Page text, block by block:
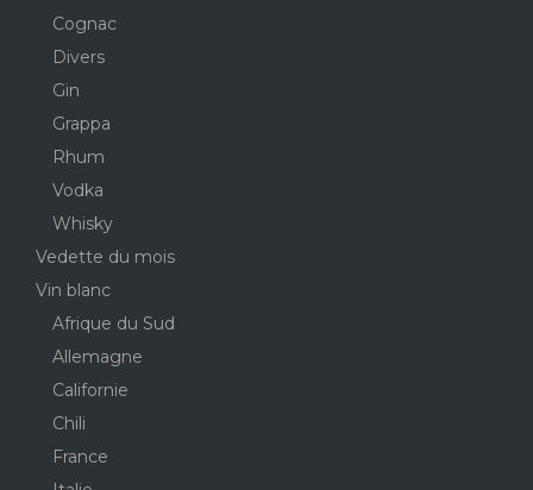
Cognac
Divers
Gin
Grappa
Rhum
Vodka
Whisky
Vedette du mois
Vin blanc
Afrique du Sud
Allemagne
Californie
Chili
France